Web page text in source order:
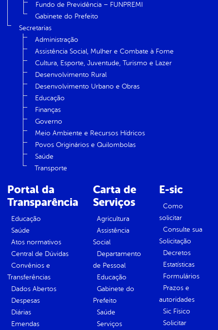
Fundo de Previdência – FUNPREMI
Gabinete do Prefeito
Secretarias
Administração
Assistência Social, Mulher e Combate à Fome
Cultura, Esporte, Juventude, Turismo e Lazer
Desenvolvimento Rural
Desenvolvimento Urbano e Obras
Educação
Finanças
Governo
Meio Ambiente e Recursos Hídricos
Povos Originários e Quilombolas
Saúde
Transporte
Portal da
Transparência
Educação
Saúde
Atos normativos
Central de Dúvidas
Convênios e
Transferências
Dados Abertos
Despesas
Diárias
Emendas
Carta de
Serviços
Agricultura
Assistência
Social
Departamento
de Pessoal
Educação
Gabinete do
Prefeito
Saúde
Serviços
E-sic
Como
solicitar
Consulte sua
Solicitação
Decretos
Estatísticas
Formulários
Prazos e
autoridades
Sic Físico
Solicitar